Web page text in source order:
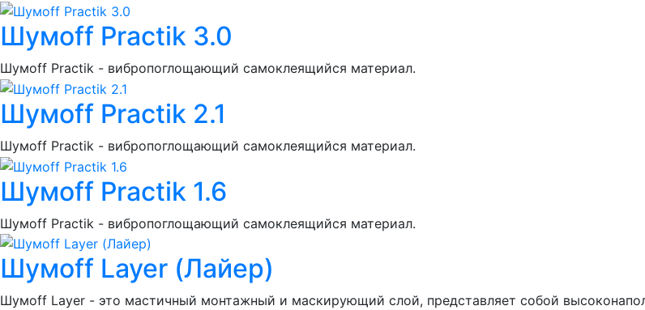
Шумoff Practik 3.0
Шумоff Practik - вибропоглощающий самоклеящийся материал.
Шумoff Practik 2.1
Шумоff Practik - вибропоглощающий самоклеящийся материал.
Шумoff Practik 1.6
Шумоff Practik - вибропоглощающий самоклеящийся материал.
Шумоff Layer (Лайер)
Шумоff Layer - это мастичный монтажный и маскирующий слой, представляет собой